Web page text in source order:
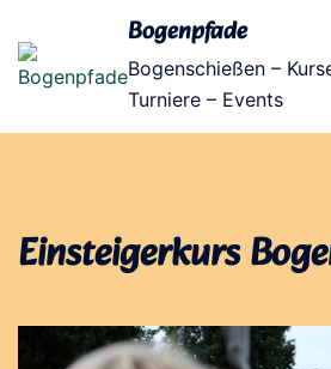
Inhalt
springen
Bogenpfade
Bogenschießen –
Turniere – Events
Einsteigerkurs